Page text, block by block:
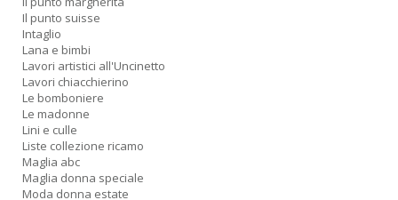
Il punto suisse
Intaglio
Lana e bimbi
Lavori artistici all'Uncinetto
Lavori chiacchierino
Le bomboniere
Le madonne
Lini e culle
Liste collezione ricamo
Maglia abc
Maglia donna speciale
Moda donna estate